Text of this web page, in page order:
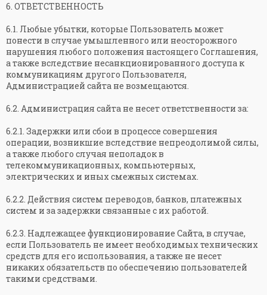
6. ОТВЕТСТВЕННОСТЬ
6.1. Любые убытки, которые Пользователь может
понести в случае умышленного или неосторожного
нарушения любого положения настоящего Соглашения,
а также вследствие несанкционированного доступа к
коммуникациям другого Пользователя,
Администрацией сайта не возмещаются.
6.2. Администрация сайта не несет ответственности за:
6.2.1. Задержки или сбои в процессе совершения
операции, возникшие вследствие непреодолимой силы,
а также любого случая неполадок в
телекоммуникационных, компьютерных,
электрических и иных смежных системах.
6.2.2. Действия систем переводов, банков, платежных
систем и за задержки связанные с их работой.
6.2.3. Надлежащее функционирование Сайта, в случае,
если Пользователь не имеет необходимых технических
средств для его использования, а также не несет
никаких обязательств по обеспечению пользователей
такими средствами.